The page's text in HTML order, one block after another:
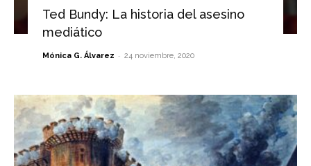
Ted Bundy: La historia del asesino
mediático
Mónica G. Álvarez - 24 noviembre, 2020